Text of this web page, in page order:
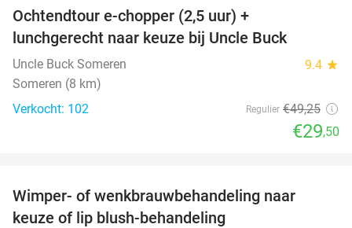
Ochtendtour e-chopper (2,5 uur) +
lunchgerecht naar keuze bij Uncle Buck
Uncle Buck Someren 9.4 star
Someren (8 km)
Verkocht: 102
Regulier €49,25
€29,50
Wimper- of wenkbrauwbehandeling naar
keuze of lip blush-behandeling